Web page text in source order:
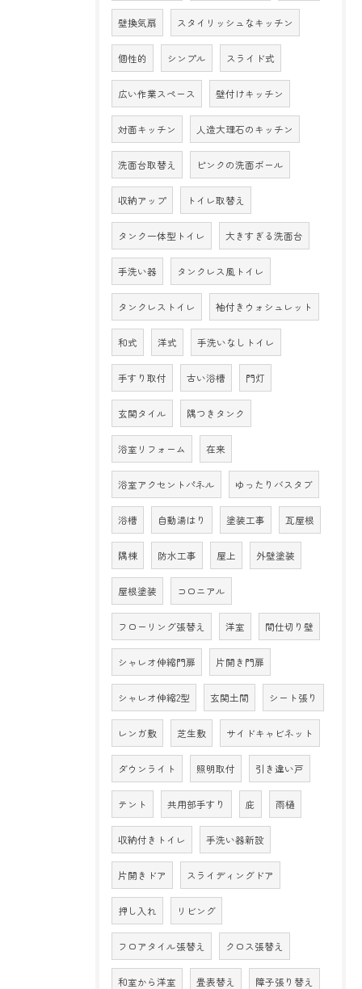
壁換気扇 スタイリッシュなキッチン
個性的 シンプル スライド式
広い作業スペース 壁付けキッチン
対面キッチン 人造大理石のキッチン
洗面台取替え ピンクの洗面ボール
収納アップ トイレ取替え
タンク一体型トイレ 大きすぎる洗面台
手洗い器 タンクレス風トイレ
タンクレストイレ 袖付きウォシュレット
和式 洋式 手洗いなしトイレ
手すり取付 古い浴槽 門灯
玄関タイル 隅つきタンク
浴室リフォーム 在来
浴室アクセントパネル ゆったりバスタブ
浴槽 自動湯はり 塗装工事 瓦屋根
隅棟 防水工事 屋上 外壁塗装
屋根塗装 コロニアル
フローリング張替え 洋室 間仕切り壁
シャレオ伸縮門扉 片開き門扉
シャレオ伸縮2型 玄関土間 シート張り
レンガ敷 芝生敷 サイドキャビネット
ダウンライト 照明取付 引き違い戸
テント 共用部手すり 庇 雨樋
収納付きトイレ 手洗い器新設
片開きドア スライディングドア
押し入れ リビング
フロアタイル張替え クロス張替え
和室から洋室 畳表替え 障子張り替え